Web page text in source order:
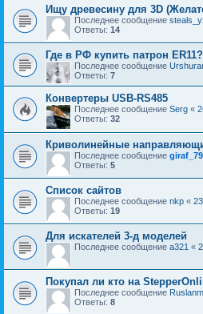
Ищу древесину для 3D
Последнее сообщение
Ответы: 14
Где в РФ купить патрон ER11?
Последнее сообщение
Ответы: 7
Конвертеры USB-RS485
Последнее сообщение Serg «
Ответы: 32
Криволинейные
Последнее сообщение giraf_79
Ответы: 5
Список сайтов
Последнее сообщение nkp «
Ответы: 19
Для искателей 3-д моделей
Последнее сообщение a321 «
Покупал ли кто на
Последнее сообщение
Ответы: 8